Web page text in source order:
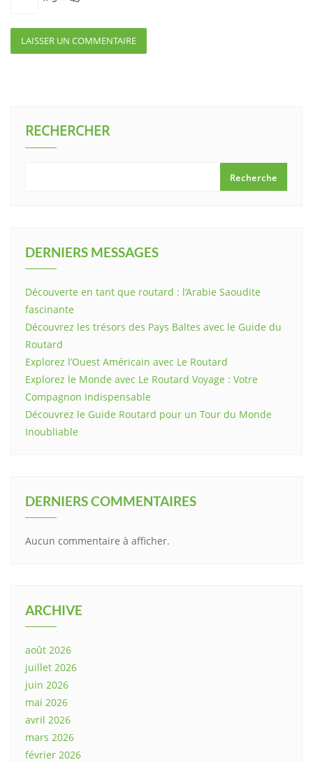
RECHERCHER
Recherche
DERNIERS MESSAGES
Découverte en tant que routard : l’Arabie Saoudite
fascinante
Découvrez les trésors des Pays Baltes avec le Guide du
Routard
Explorez l’Ouest Américain avec Le Routard
Explorez le Monde avec Le Routard Voyage : Votre
Compagnon Indispensable
Découvrez le Guide Routard pour un Tour du Monde
Inoubliable
DERNIERS COMMENTAIRES
Aucun commentaire à afficher.
ARCHIVE
août 2026
juillet 2026
juin 2026
mai 2026
avril 2026
mars 2026
février 2026